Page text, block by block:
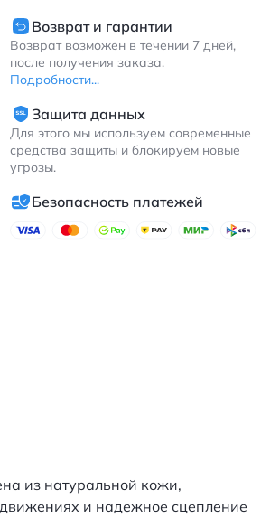
Возврат и гарантии
Возврат возможен в течении 7 дней,
после получения заказа.
Подробности...
Защита данных
Для этого мы используем современные
средства защиты и блокируем новые
угрозы.
Безопасность платежей
из натуральной кожи,
и надежное сцепление